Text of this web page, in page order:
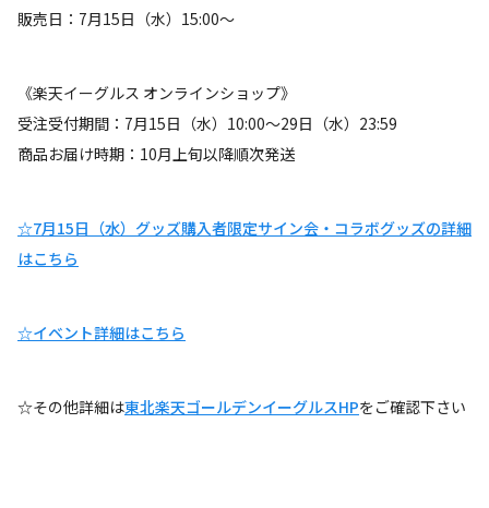
販売日：7月15日（水）15:00～
《楽天イーグルス オンラインショップ》
受注受付期間：7月15日（水）10:00～29日（水）23:59
商品お届け時期：10月上旬以降順次発送
☆7月15日（水）グッズ購入者限定サイン会・コラボグッズの詳細
はこちら
☆イベント詳細はこちら
☆その他詳細は東北楽天ゴールデンイーグルスHPをご確認下さい